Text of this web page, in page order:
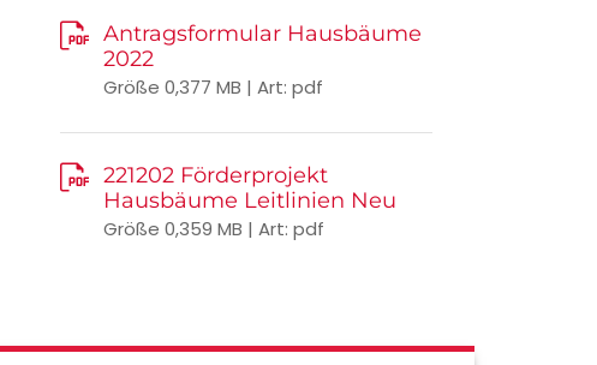
Antragsformular Hausbäume
2022
Größe 0,377 MB | Art: pdf
221202 Förderprojekt
Hausbäume Leitlinien Neu
Größe 0,359 MB | Art: pdf